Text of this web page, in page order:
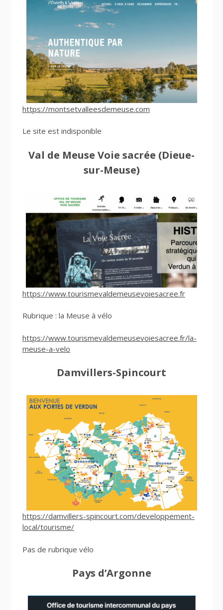
https://montsetvalleesdemeuse.com
Le site est indisponible
Val de Meuse Voie sacrée (Dieue-
sur-Meuse)
https://www.tourismevaldemeusevoiesacree.fr
Rubrique : la Meuse à vélo
https://www.tourismevaldemeusevoiesacree.fr/la-
meuse-a-velo
Damvillers-Spincourt
https://damvillers-spincourt.com/developpement-
local/tourisme/
Pas de rubrique vélo
Pays d’Argonne